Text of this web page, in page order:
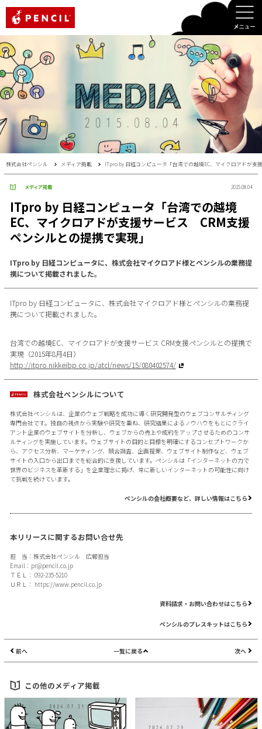
株式会社ペンシル メディア掲載 ITpro by 日経コンピュータ「台湾での越境EC、マイクロアドが
メディア掲載 2015.08.04
ITpro by 日経コンピュータ「台湾での越境
EC、マイクロアドが支援サービス CRM支援
ペンシルとの提携で実現」
ITpro by 日経コンピュータに、株式会社マイクロアド様とペンシルの業務提
携について掲載されました。
ITpro by 日経コンピュータに、株式会社マイクロアド様とペンシルの業務提
携について掲載されました。
台湾での越境EC、マイクロアドが支援サービス CRM支援ペンシルとの提携で
実現（2015年8月4日）
http://itpro.nikkeibp.co.jp/atcl/news/15/080402574/
株式会社ペンシルについて
株式会社ペンシルは、企業のウェブ戦略を成功に導く研究開発型のウェブコンサルティング
専門会社です。独自の視点から実験や研究を重ね、研究結果によるノウハウをもとにクライ
アント企業のウェブサイトを分析し、ウェブからの売上や成約をアップさせるためのコンサ
ルティングを実施しています。ウェブサイトの目的と目標を明確にするコンセプトワークか
ら、アクセス分析、マーケティング、競合調査、企画提案、ウェブサイト制作など、ウェブ
サイトの入口から出口までを総合的に支援しています。ペンシルは「インターネットの力で
世界のビジネスを革新する」を企業理念に掲げ、常に新しいインターネットの可能性に向け
て挑戦を続けています。
ペンシルの会社概要など、詳しい情報はこちら
本リリースに関するお問い合せ先
担 当：株式会社ペンシル 広報担当
Email： pr@pencil.co.jp
ＴＥＬ： 092-235-5210
ＵＲＬ： https://www.pencil.co.jp
資料請求・お問い合わせはこちら
ペンシルのプレスキットはこちら
前へ 一覧に戻る 次へ
この他のメディア掲載